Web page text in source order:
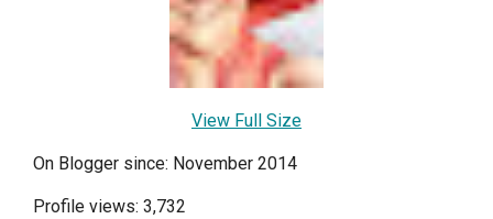
View Full Size
On Blogger since: November 2014
Profile views: 3,732